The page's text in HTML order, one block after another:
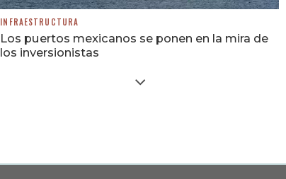
INFRAESTRUCTURA
Los puertos mexicanos se ponen en la mira de
los inversionistas